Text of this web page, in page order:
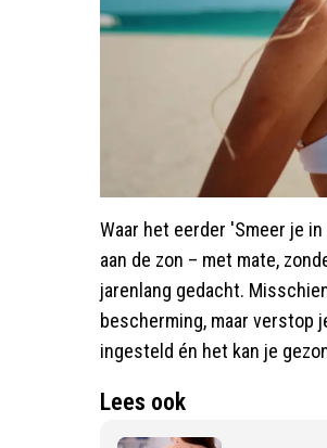
Waar het eerder 'Smeer je
aan de zon – met mate,
jarenlang gedacht.
bescherming, maar verstop
ingesteld én het kan je
Lees ook